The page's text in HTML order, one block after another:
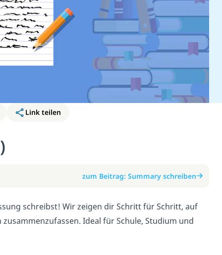
Link teilen
zum Beitrag: Summary schreiben
schreibst! Wir zeigen dir Schritt für Schritt, auf
Ideal für Schule, Studium und